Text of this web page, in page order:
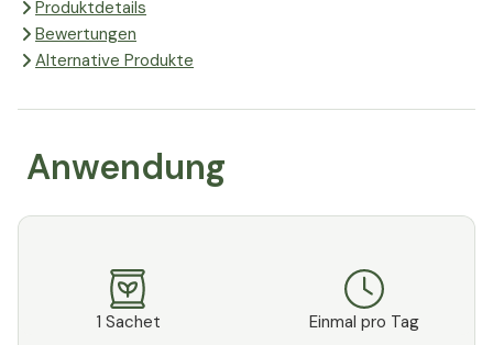
Produktdetails
Bewertungen
Alternative Produkte
Anwendung
1 Sachet Einmal pro Tag